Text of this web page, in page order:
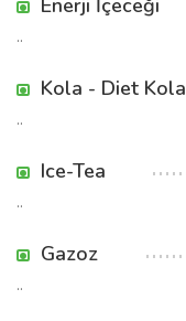
Enerji İçeceği
..
Kola - Diet Kola
..
Ice-Tea
..
Gazoz
..